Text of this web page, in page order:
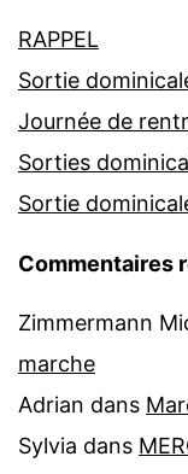
RAPPEL
Sortie
Journée de
Sorties
Sortie
Commentaires
Zimmermann
marche
Adrian dans
Sylvia dans